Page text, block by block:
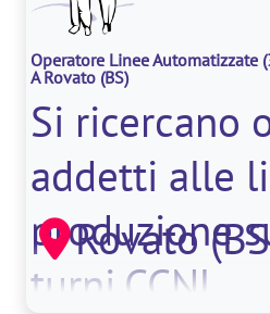
Operatore Linee Automatizzate
A Rovato (BS)
Si ricercano
addetti alle
produzione
turni.CCNL
Rovato